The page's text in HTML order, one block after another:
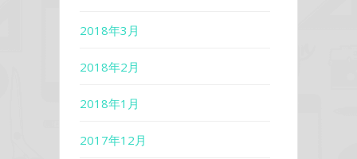
2018年3月
2018年2月
2018年1月
2017年12月